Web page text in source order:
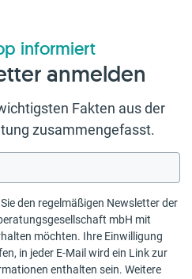
informiert
anmelden
Fakten aus der
zusammengefasst.
den regelmäßigen Newsletter der
mbH mit
möchten. Ihre Einwilligung
in jeder E-Mail wird ein Link zur